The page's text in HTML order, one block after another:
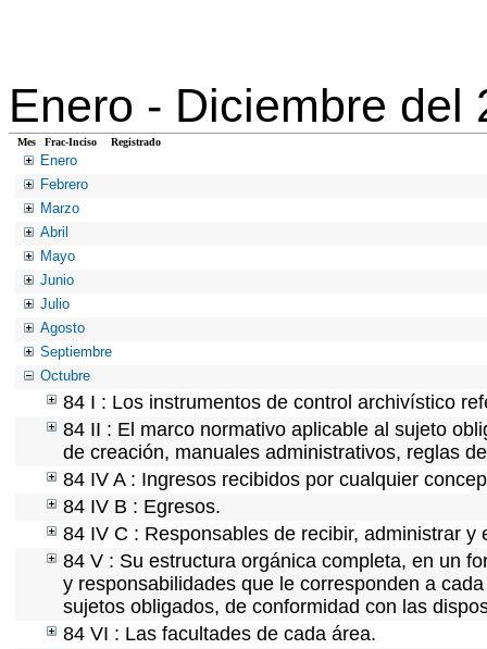
Enero - Diciembre del
Mes Frac-Inciso Registrado
Enero
Febrero
Marzo
Abril
Mayo
Junio
Julio
Agosto
Septiembre
Octubre
84 I : Los instrumentos de control archivístico
84 II : El marco normativo aplicable al sujeto
de creación, manuales administrativos, reglas
84 IV A : Ingresos recibidos por cualquier
84 IV B : Egresos.
84 IV C : Responsables de recibir, administrar y
84 V : Su estructura orgánica completa, en un
y responsabilidades que le corresponden a
sujetos obligados, de conformidad con las
84 VI : Las facultades de cada área.